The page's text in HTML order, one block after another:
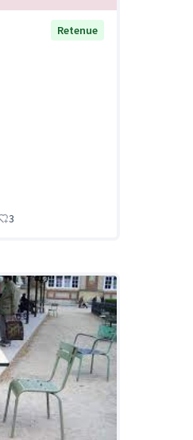
Retenue
3